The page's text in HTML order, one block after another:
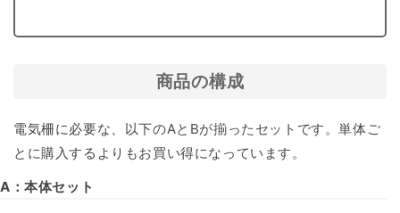
商品の構成
電気柵に必要な、以下のAとBが揃ったセットです。単体ご
とに購入するよりもお買い得になっています。
A：本体セット